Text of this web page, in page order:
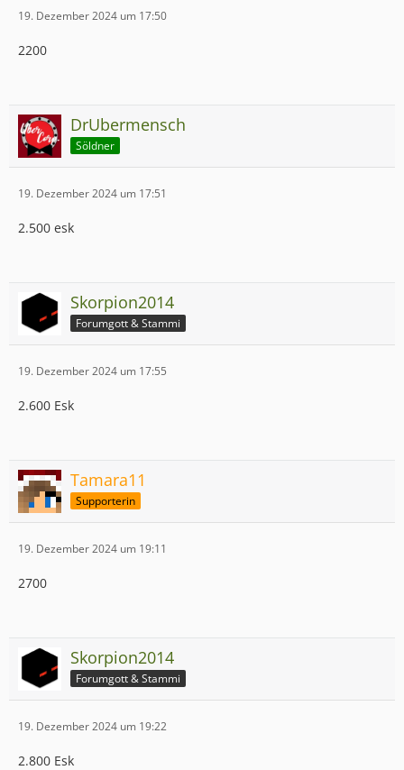
19. Dezember 2024 um 17:50
2200
DrUbermensch
Söldner
19. Dezember 2024 um 17:51
2.500 esk
Skorpion2014
Forumgott & Stammi
19. Dezember 2024 um 17:55
2.600 Esk
Tamara11
Supporterin
19. Dezember 2024 um 19:11
2700
Skorpion2014
Forumgott & Stammi
19. Dezember 2024 um 19:22
2.800 Esk